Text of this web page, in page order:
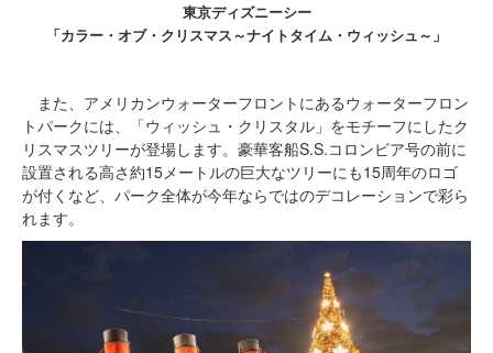
東京ディズニーシー
「カラー・オブ・クリスマス～ナイトタイム・ウィッシュ～」
また、アメリカンウォーターフロントにあるウォーターフロン
トパークには、「ウィッシュ・クリスタル」をモチーフにしたク
リスマスツリーが登場します。豪華客船S.S.コロンビア号の前に
設置される高さ約15メートルの巨大なツリーにも15周年のロゴ
が付くなど、パーク全体が今年ならではのデコレーションで彩ら
れます。